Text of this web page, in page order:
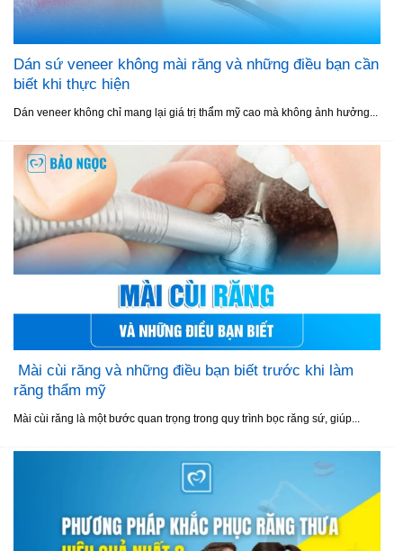
Dán sứ veneer không mài răng và những điều bạn cần
biết khi thực hiện
Dán veneer không chỉ mang lại giá trị thẩm mỹ cao mà không ảnh hưởng...
Mài cùi răng và những điều bạn biết trước khi làm
răng thẩm mỹ
Mài cùi răng là một bước quan trọng trong quy trình bọc răng sứ, giúp...